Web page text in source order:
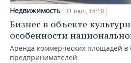
Недвижимость 31 июл, 18:10
Бизнес в объекте
особенности
Аренда коммерческих площадей в
предпринимателей